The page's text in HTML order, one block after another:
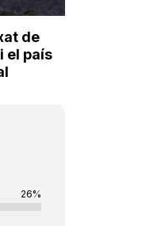
de
el país
26%